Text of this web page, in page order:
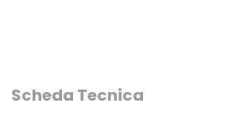
Scheda Tecnica